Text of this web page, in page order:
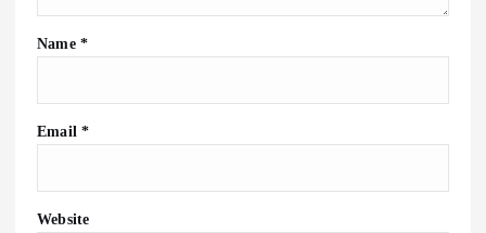
Name *
Email *
Website